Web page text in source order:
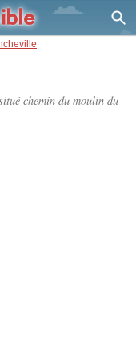
chemin du moulin du